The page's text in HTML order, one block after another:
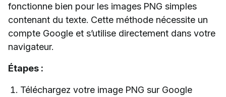
fonctionne bien pour les images PNG simples
contenant du texte. Cette méthode nécessite un
compte Google et s’utilise directement dans votre
navigateur.
Étapes :
Téléchargez votre image PNG sur Google